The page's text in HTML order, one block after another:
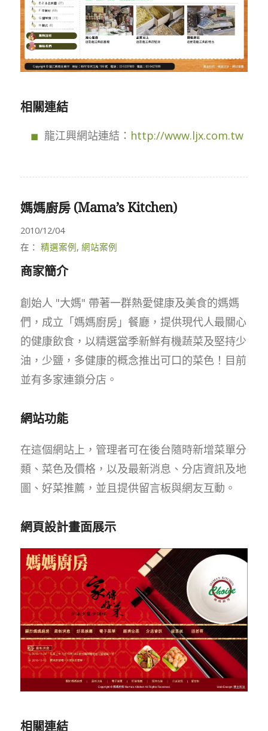
相關連結
龍江興網站連結： http://www.ljx.com.tw
媽媽廚房 (Mama’s Kitchen)
2010/12/04
在： 精選案例, 網站案例
商家簡介
創始人 "大媽" 帶著一群熱愛健康及美食的媽媽
們，成立「媽媽廚房」餐廳，提供現代人最關心
的健康飲食，以精選當季新鮮有機蔬菜及堅持少
油，少鹽，多健康的概念推出可口的菜色！目前
並有多家連鎖分店。
網站功能
在這個網站上，管理者可在後台隨時新增菜單分
類、菜色及價格，以及最新消息、分店資訊及地
圖、好菜推薦，並且提供留言板與網友互動。
網頁設計畫面展示
相關連結